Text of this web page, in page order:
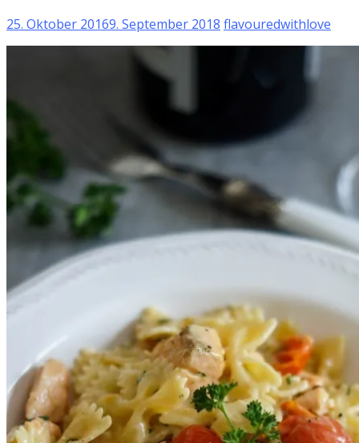
25. Oktober 20169. September 2018 flavouredwithlove